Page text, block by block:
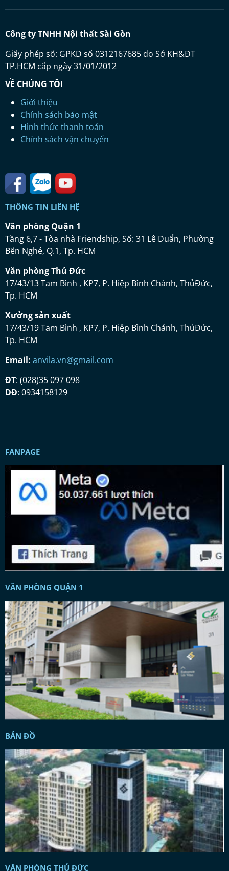
Công ty TNHH Nội thất Sài Gòn
Giấy phép số: GPKD số 0312167685 do Sở KH&ĐT
TP.HCM cấp ngày 31/01/2012
VỀ CHÚNG TÔI
Giới thiệu
Chính sách bảo mật
Hình thức thanh toán
Chính sách vận chuyển
THÔNG TIN LIÊN HỆ
Văn phòng Quận 1
Tầng 6,7 - Tòa nhà Friendship, Số: 31 Lê Duẩn, Phường
Bến Nghé, Q.1, Tp. HCM
Văn phòng Thủ Đức
17/43/13 Tam Bình , KP7, P. Hiệp Bình Chánh, ThủĐức,
Tp. HCM
Xưởng sản xuất
17/43/19 Tam Bình , KP7, P. Hiệp Bình Chánh, ThủĐức,
Tp. HCM
Email: anvila.vn@gmail.com
ĐT: (028)35 097 098
DĐ: 0934158129
FANPAGE
VĂN PHÒNG QUẬN 1
BẢN ĐỒ
VĂN PHÒNG THỦ ĐỨC